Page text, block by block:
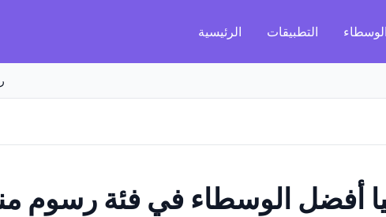
الرئيسية التطبيقات الوسطاء
أفضل الوسطاء في فئة رسوم